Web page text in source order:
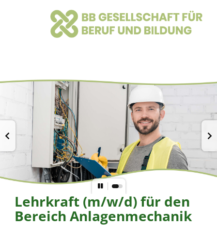
Lehrkraft (m/w/d) für den
Bereich Anlagenmechanik